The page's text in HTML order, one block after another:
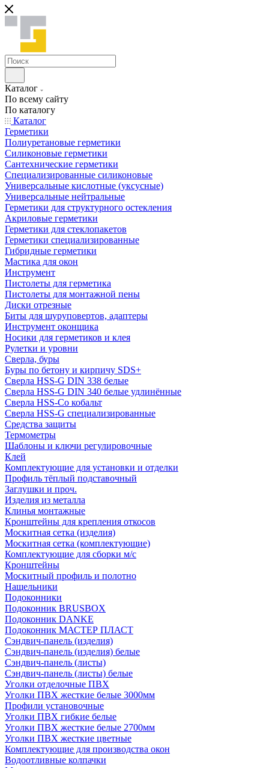
Каталог
По всему сайту
По каталогу
Каталог
Герметики
Полиуретановые герметики
Силиконовые герметики
Сантехнические герметики
Специализированные силиконовые
Универсальные кислотные (уксусные)
Универсальные нейтральные
Герметики для структурного остекления
Акриловые герметики
Герметики для стеклопакетов
Герметики специализированные
Гибридные герметики
Мастика для окон
Инструмент
Пистолеты для герметика
Пистолеты для монтажной пены
Диски отрезные
Биты для шуруповертов, адаптеры
Инструмент оконщика
Носики для герметиков и клея
Рулетки и уровни
Сверла, буры
Буры по бетону и кирпичу SDS+
Сверла HSS-G DIN 338 белые
Сверла HSS-G DIN 340 белые удлинённые
Сверла HSS-Co кобальт
Сверла HSS-G специализированные
Средства защиты
Термометры
Шаблоны и ключи регулировочные
Клей
Комплектующие для установки и отделки
Профиль тёплый подставочный
Заглушки и проч.
Изделия из металла
Клинья монтажные
Кронштейны для крепления откосов
Москитная сетка (изделия)
Москитная сетка (комплектующие)
Комплектующие для сборки м/с
Кронштейны
Москитный профиль и полотно
Нащельники
Подоконники
Подоконник BRUSBOX
Подоконник DANKE
Подоконник МАСТЕР ПЛАСТ
Сэндвич-панель (изделия)
Сэндвич-панель (изделия) белые
Сэндвич-панель (листы)
Сэндвич-панель (листы) белые
Уголки отделочные ПВХ
Уголки ПВХ жесткие белые 3000мм
Профили установочные
Уголки ПВХ гибкие белые
Уголки ПВХ жесткие белые 2700мм
Уголки ПВХ жесткие цветные
Комплектующие для производства окон
Водоотливные колпачки